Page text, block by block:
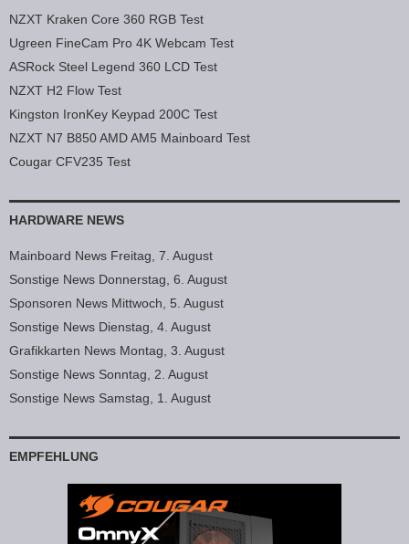
NZXT Kraken Core 360 RGB Test
Ugreen FineCam Pro 4K Webcam Test
ASRock Steel Legend 360 LCD Test
NZXT H2 Flow Test
Kingston IronKey Keypad 200C Test
NZXT N7 B850 AMD AM5 Mainboard Test
Cougar CFV235 Test
HARDWARE NEWS
Mainboard News Freitag, 7. August
Sonstige News Donnerstag, 6. August
Sponsoren News Mittwoch, 5. August
Sonstige News Dienstag, 4. August
Grafikkarten News Montag, 3. August
Sonstige News Sonntag, 2. August
Sonstige News Samstag, 1. August
EMPFEHLUNG